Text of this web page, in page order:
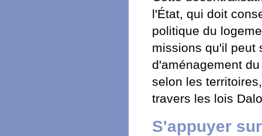
l'État, qui doit
politique du
missions qu'il peut
d'aménagement
selon les
travers les lois
S'appuyer